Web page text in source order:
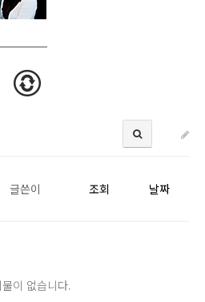
글쓴이 조회 날짜
물이 없습니다.